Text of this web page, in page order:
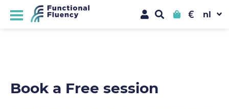
€
Book a Free session